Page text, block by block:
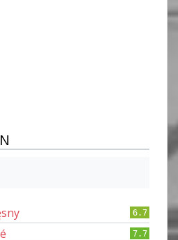
6.7
7.7